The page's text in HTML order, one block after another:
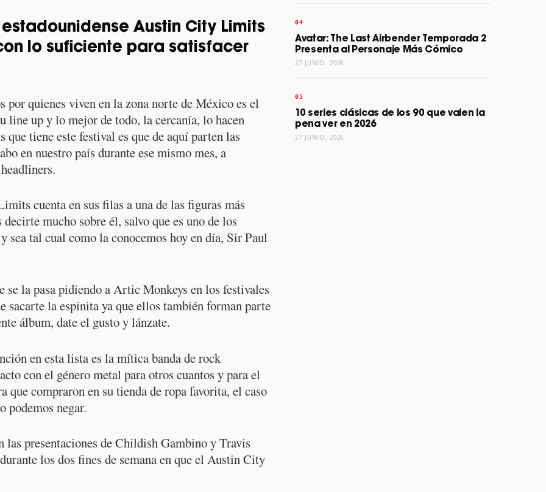
Austin City Limits
lo suficiente para satisfacer
por quienes viven en la zona norte de México es el
up y lo mejor de todo, la cercanía, lo hacen
tiene este festival es que de aquí parten las
en nuestro país durante ese mismo mes, a
cuenta en sus filas a una de las figuras más
mucho sobre él, salvo que es uno de los
sea tal cual como la conocemos hoy en día, Sir Paul
se la pasa pidiendo a Artic Monkeys en los festivales
sacarte la espinita ya que ellos también forman parte
álbum, date el gusto y lánzate.
en esta lista es la mítica banda de rock
con el género metal para otros cuantos y para el
que compraron en su tienda de ropa favorita, el caso
podemos negar.
las presentaciones de Childish Gambino y Travis
los dos fines de semana en que el Austin City
Avatar: The Last Airbender Temporada 2
Presenta al Personaje Más Cómico
27 JUNIO, 2026
10 series clásicas de los 90 que valen la
pena ver en 2026
27 JUNIO, 2026